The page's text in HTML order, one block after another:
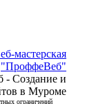
мастерская
"ПроффеВеб"
ограничений